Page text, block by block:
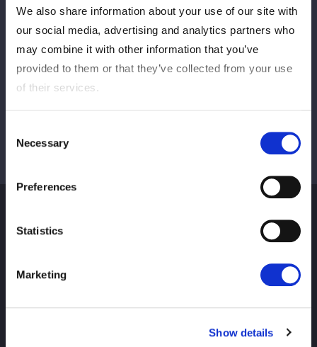
We also share information about your use of our site with
our social media, advertising and analytics partners who
may combine it with other information that you’ve
provided to them or that they’ve collected from your use
of their services.
Selection
Necessary
Preferences
Statistics
Marketing
Show details
VIEW ALL